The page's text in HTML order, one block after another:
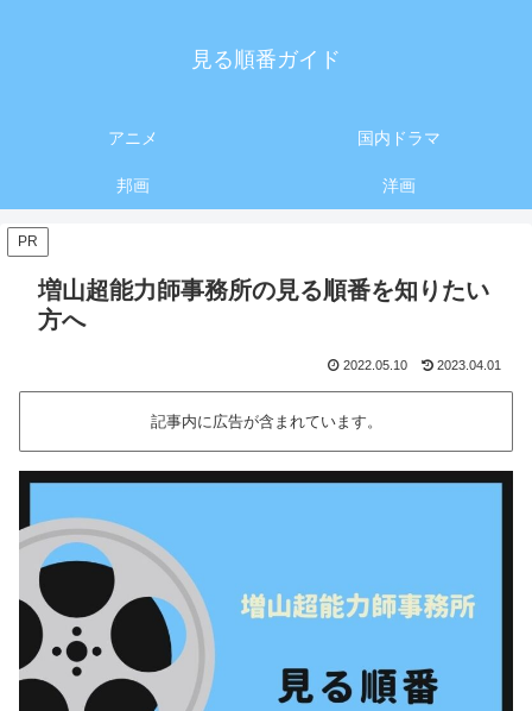
見る順番ガイド
アニメ 国内ドラマ
邦画 洋画
PR
増山超能力師事務所の見る順番を知りたい
方へ
2022.05.10 2023.04.01
記事内に広告が含まれています。